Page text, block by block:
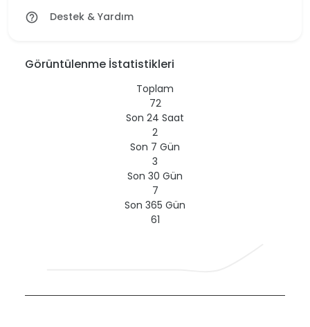
help_outline Destek & Yardım
Görüntülenme İstatistikleri
Toplam
72
Son 24 Saat
2
Son 7 Gün
3
Son 30 Gün
7
Son 365 Gün
61